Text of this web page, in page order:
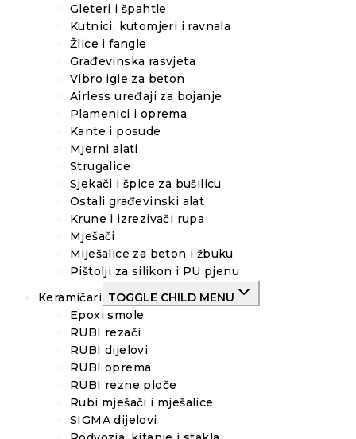
Gleteri i špahtle
Kutnici, kutomjeri i ravnala
Žlice i fangle
Građevinska rasvjeta
Vibro igle za beton
Airless uređaji za bojanje
Plamenici i oprema
Kante i posude
Mjerni alati
Strugalice
Sjekači i špice za bušilicu
Ostali građevinski alat
Krune i izrezivači rupa
Mješači
Miješalice za beton i žbuku
Pištolji za silikon i PU pjenu
Keramičari TOGGLE CHILD MENU
Epoxi smole
RUBI rezači
RUBI dijelovi
RUBI oprema
RUBI rezne ploče
Rubi mješači i mješalice
SIGMA dijelovi